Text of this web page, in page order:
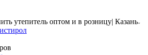
утепитель оптом и в розницу| Казань